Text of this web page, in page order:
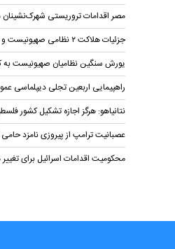
مصر اقدامات تروریستی شهرک‌نشینان
جزئیات هلاکت ۲ نظامی صهیونیست و حملات به جنوب لبنان
یورش سنگین نظامیان صهیونیست به
راهپیمایی اربعین تجلی
نتانیاهو: هرگز اجازه تشکیل کشور
عصبانیت ترامپ از پیروزی نامزد
محکومیت اقدامات اسرائیل برای